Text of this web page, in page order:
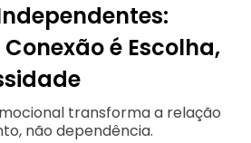
é Escolha,
transforma a relação
não dependência.